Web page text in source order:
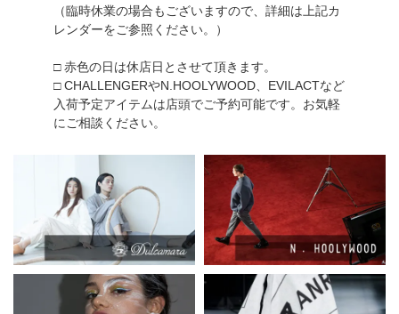
（臨時休業の場合もございますので、詳細は上記カ
レンダーをご参照ください。）
□ 赤色の日は休店日とさせて頂きます。
□ CHALLENGERやN.HOOLYWOOD、EVILACTなど
入荷予定アイテムは店頭でご予約可能です。お気軽
にご相談ください。